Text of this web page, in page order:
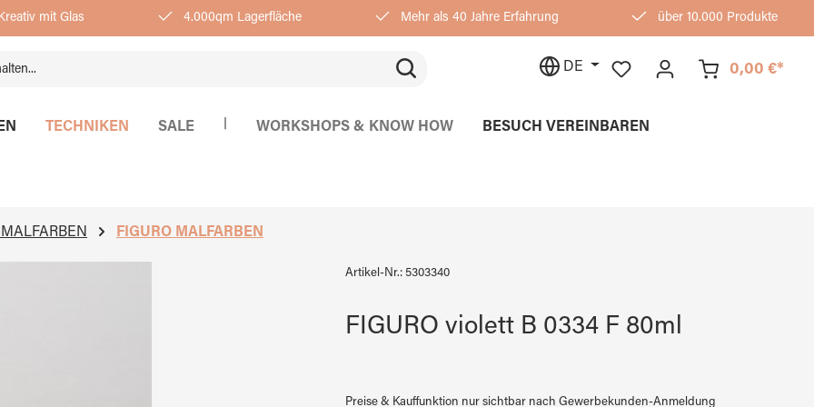
Kreativ mit Glas 4.000qm Lagerfläche Mehr als 40 Jahre Erfahrung über 10.000 Produkte
DE 0,00 €*
TECHNIKEN SALE WORKSHOPS & KNOW HOW BESUCH VEREINBAREN
FIGURO MALFARBEN
Artikel-Nr.: 5303340
FIGURO violett B 0334 F 80ml
Preise & Kauffunktion nur sichtbar nach Gewerbekunden-Anmeldung